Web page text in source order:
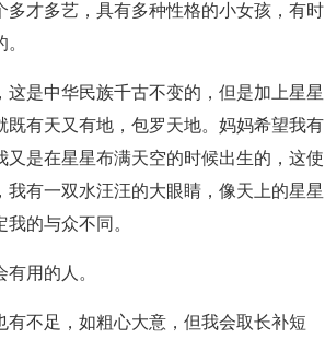
才多艺，具有多种性格的小女孩，有时
是中华民族千古不变的，但是加上星星
有天又有地，包罗天地。妈妈希望我有
是在星星布满天空的时候出生的，这使
有一双水汪汪的大眼睛，像天上的星星
的与众不同。
用的人。
不足，如粗心大意，但我会取长补短